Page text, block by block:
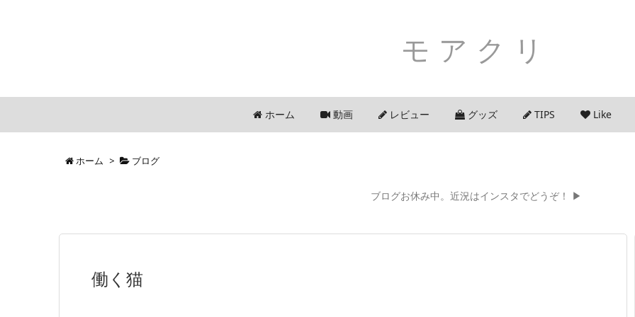
モアクリ
ホーム 動画 レビュー グッズ TIPS Like
ホーム > ブログ
ブログお休み中。近況はインスタでどうぞ！ ▶
働く猫